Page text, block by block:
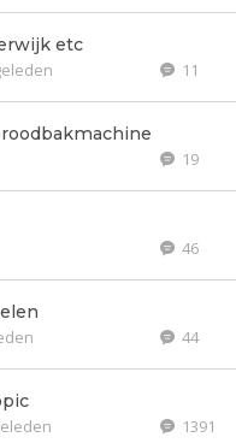
etc
11
19
46
44
1391